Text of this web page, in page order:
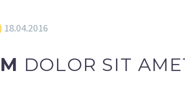
18.04.2016
DOLOR SIT